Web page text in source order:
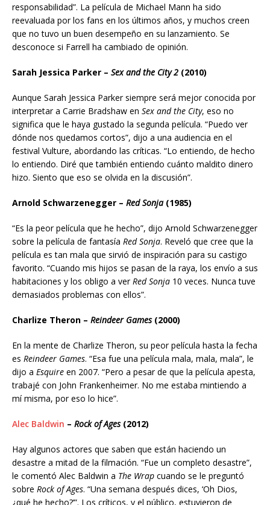
responsabilidad”. La película de Michael Mann ha sido
reevaluada por los fans en los últimos años, y muchos creen
que no tuvo un buen desempeño en su lanzamiento. Se
desconoce si Farrell ha cambiado de opinión.
Sarah Jessica Parker – Sex and the City 2 (2010)
Aunque Sarah Jessica Parker siempre será mejor conocida por
interpretar a Carrie Bradshaw en Sex and the City, eso no
significa que le haya gustado la segunda película. “Puedo ver
dónde nos quedamos cortos”, dijo a una audiencia en el
festival Vulture, abordando las críticas. “Lo entiendo, de hecho
lo entiendo. Diré que también entiendo cuánto maldito dinero
hizo. Siento que eso se olvida en la discusión”.
Arnold Schwarzenegger – Red Sonja(1985)
“Es la peor película que he hecho”, dijo Arnold Schwarzenegger
sobre la película de fantasía Red Sonja. Reveló que cree que la
película es tan mala que sirvió de inspiración para su castigo
favorito. “Cuando mis hijos se pasan de la raya, los envío a sus
habitaciones y los obligo a verRed Sonja 10 veces. Nunca tuve
demasiados problemas con ellos”.
Charlize Theron – Reindeer Games(2000)
En la mente de Charlize Theron, su peor película hasta la fecha
es Reindeer Games. “Esa fue una película mala, mala, mala”, le
dijo a Esquire en 2007. “Pero a pesar de que la película apesta,
trabajé con John Frankenheimer. No me estaba mintiendo a
mí misma, por eso lo hice”.
Alec Baldwin – Rock of Ages(2012)
Hay algunos actores que saben que están haciendo un
desastre a mitad de la filmación. “Fue un completo desastre”,
le comentó Alec Baldwin a The Wrap cuando se le preguntó
sobre Rock of Ages. “Una semana después dices, ‘Oh Dios,
¿qué he hecho?’”. Los críticos, y el público, estuvieron de